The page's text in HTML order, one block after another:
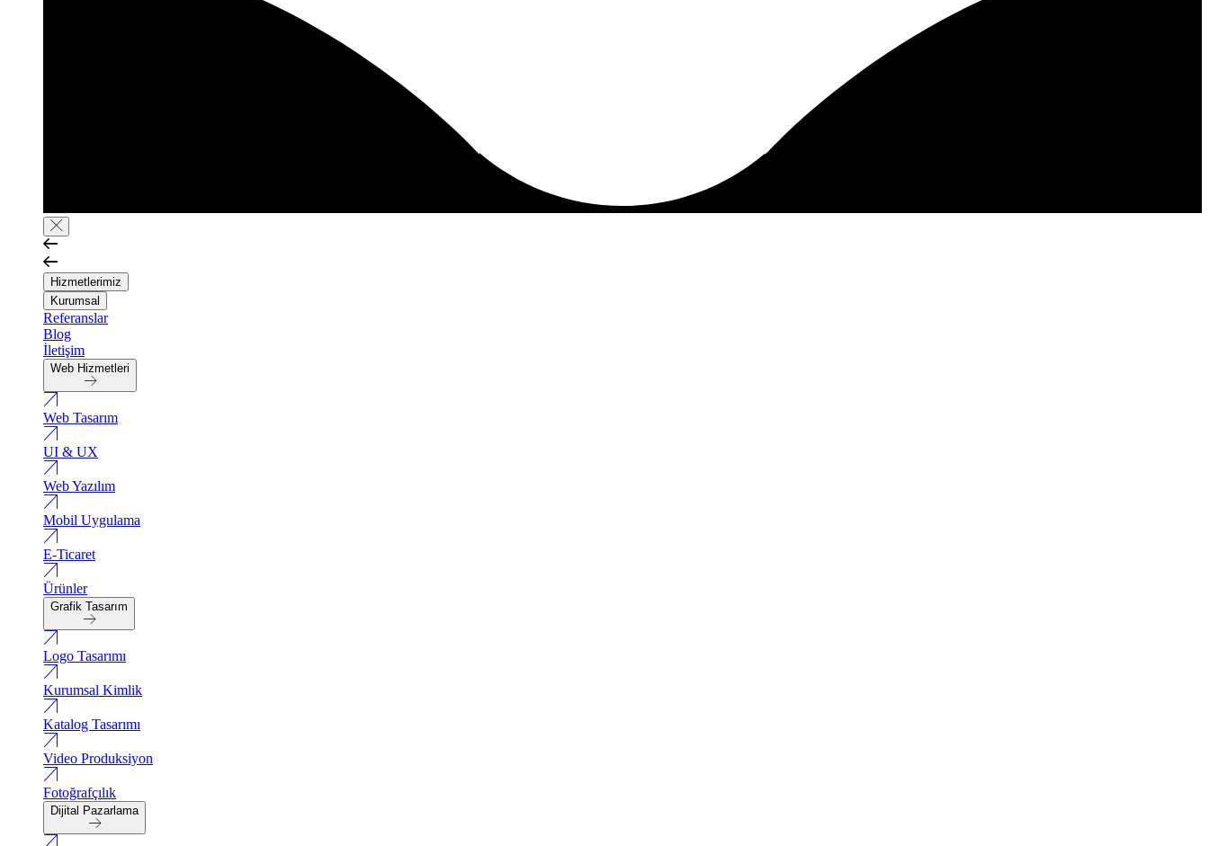
Hizmetlerimiz
Kurumsal
Referanslar
Blog
İletişim
Web Hizmetleri
Web Tasarım
UI & UX
Web Yazılım
Mobil Uygulama
E-Ticaret
Ürünler
Grafik Tasarım
Logo Tasarımı
Kurumsal Kimlik
Katalog Tasarımı
Video Produksiyon
Fotoğrafçılık
Dijital Pazarlama